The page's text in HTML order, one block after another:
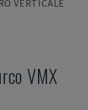
VERTICALE
VMX